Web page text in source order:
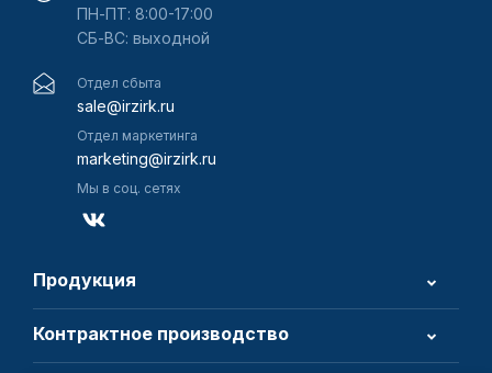
ПН-ПТ: 8:00-17:00
СБ-ВС: выходной
Отдел сбыта
sale@irzirk.ru
Отдел маркетинга
marketing@irzirk.ru
Мы в соц. сетях
Продукция
Контрактное производство